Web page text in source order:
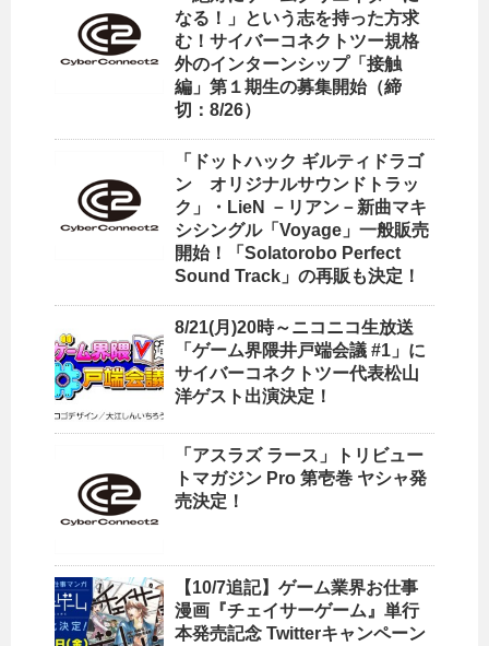
なる！」という志を持った方求
む！サイバーコネクトツー規格
外のインターンシップ「接触
編」第１期生の募集開始（締
切：8/26）
「ドットハック ギルティドラゴ
ン オリジナルサウンドトラッ
ク」・LieN －リアン－新曲マキ
シシングル「Voyage」一般販売
開始！「Solatorobo Perfect
Sound Track」の再販も決定！
8/21(月)20時～ニコニコ生放送
「ゲーム界隈井戸端会議 #1」に
サイバーコネクトツー代表松山
洋ゲスト出演決定！
「アスラズ ラース」トリビュー
トマガジン Pro 第壱巻 ヤシャ発
売決定！
【10/7追記】ゲーム業界お仕事
漫画『チェイサーゲーム』単行
本発売記念 Twitterキャンペーン